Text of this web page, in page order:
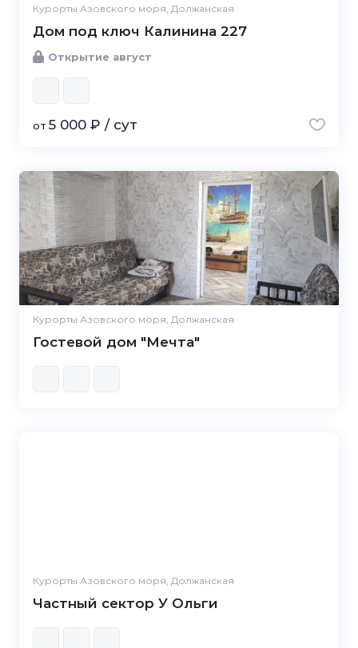
Курорты Азовского моря, Должанская
Дом под ключ Калинина 227
Открытие август
от 5 000 ₽ / сут
Курорты Азовского моря, Должанская
Гостевой дом "Мечта"
Курорты Азовского моря, Должанская
Частный сектор У Ольги